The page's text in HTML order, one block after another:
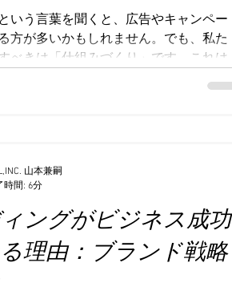
は、そのお酒を手にした後に、どのよ
るのかを具体的に示すことです。 例を
合う日本酒」と伝えるのか、 「お鍋の
にする日本酒」
いう言葉を聞くと、広告やキャンペー
方が多いかもしれません。でも、私た
べきは「仕組みづくり」です。これは
ニック」ではなく、「売れる仕組みを
たちは考えています。例えば、釣りを
を追いかけるのではなく、魚が自然に
けを作るイメージです。仕組みがしっ
魚は自らやってきますよね。 最近は、
ン、スイーツ店など、インスタなどで
が一時的に行列作っているお店がよく
ングがビジネス成功
理由：ブランド戦略
山本兼嗣
時間: 6分